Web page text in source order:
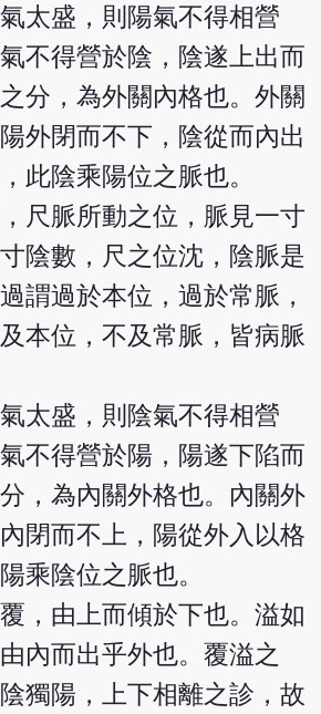
太盛，則陽氣不得相營
不得營於陰，陰遂上出而
分，為外關內格也。外關
外閉而不下，陰從而內出
此陰乘陽位之脈也。
尺脈所動之位，脈見一寸
陰數，尺之位沈，陰脈是
謂過於本位，過於常脈，
本位，不及常脈，皆病脈
太盛，則陰氣不得相營
不得營於陽，陽遂下陷而
，為內關外格也。內關外
閉而不上，陽從外入以格
乘陰位之脈也。
，由上而傾於下也。溢如
內而出乎外也。覆溢之
獨陽，上下相離之診，故